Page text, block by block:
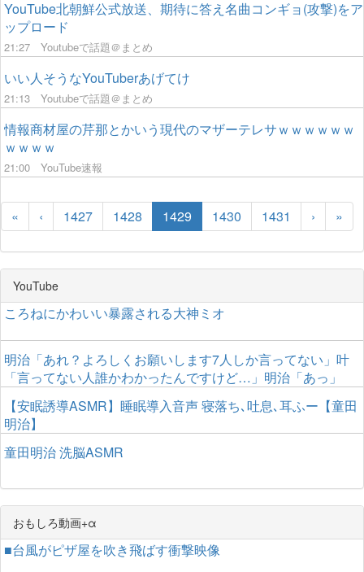
YouTube北朝鮮公式放送、期待に答え名曲コンギョ(攻撃)をア
ップロード
21:27 Youtubeで話題＠まとめ
いい人そうなYouTuberあげてけ
21:13 Youtubeで話題＠まとめ
情報商材屋の芹那とかいう現代のマザーテレサｗｗｗｗｗｗ
ｗｗｗｗ
21:00 YouTube速報
« ‹ 1427 1428 1429 1430 1431 › »
YouTube
ころねにかわいい暴露される大神ミオ
明治「あれ？よろしくお願いします7人しか言ってない」叶
「言ってない人誰かわかったんですけど…」明治「あっ」
【安眠誘導ASMR】睡眠導入音声 寝落ち､吐息､耳ふー【童田
明治】
童田明治 洗脳ASMR
おもしろ動画+α
■台風がピザ屋を吹き飛ばす衝撃映像